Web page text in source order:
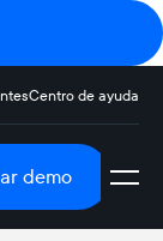
Centro de ayuda
demo